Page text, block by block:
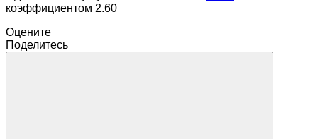
коэффициентом 2.60
Оцените
Поделитесь